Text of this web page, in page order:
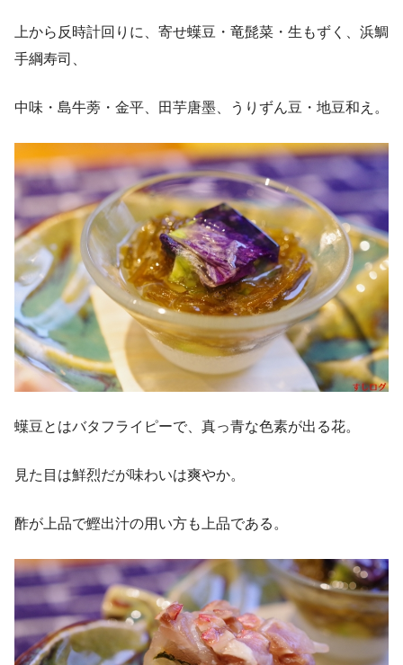
上から反時計回りに、寄せ蠂豆・竜髭菜・生もずく、浜鯛
手綱寿司、
中味・島牛蒡・金平、田芋唐墨、うりずん豆・地豆和え。
蠂豆とはバタフライピーで、真っ青な色素が出る花。
見た目は鮮烈だが味わいは爽やか。
酢が上品で鰹出汁の用い方も上品である。